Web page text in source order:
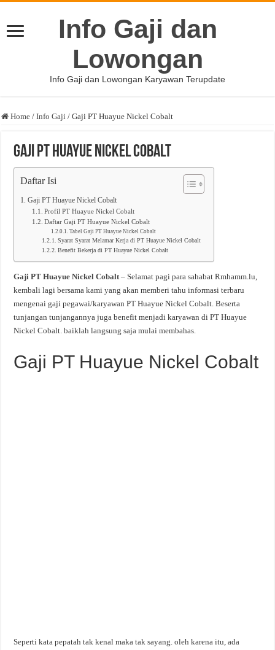
Info Gaji dan
Lowongan
Info Gaji dan Lowongan Karyawan Terupdate
Home / Info Gaji / Gaji PT Huayue Nickel Cobalt
Gaji PT Huayue Nickel Cobalt
Daftar Isi
Gaji PT Huayue Nickel Cobalt
Profil PT Huayue Nickel Cobalt
Daftar Gaji PT Huayue Nickel Cobalt
Tabel Gaji PT Huayue Nickel Cobalt
Syarat Syarat Melamar Kerja di PT Huayue Nickel Cobalt
Benefit Bekerja di PT Huayue Nickel Cobalt
Gaji PT Huayue Nickel Cobalt – Selamat pagi para sahabat Rmhamm.lu,
kembali lagi bersama kami yang akan memberi tahu informasi terbaru
mengenai gaji pegawai/karyawan PT Huayue Nickel Cobalt. Beserta
tunjangan tunjangannya juga benefit menjadi karyawan di PT Huayue
Nickel Cobalt. baiklah langsung saja mulai membahas.
Gaji PT Huayue Nickel Cobalt
Seperti kata pepatah tak kenal maka tak sayang. oleh karena itu, ada